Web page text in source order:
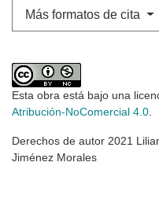
Más formatos de cita
Esta obra está bajo una
Atribución-NoComercial 4.0.
Derechos de autor 2021
Jiménez Morales